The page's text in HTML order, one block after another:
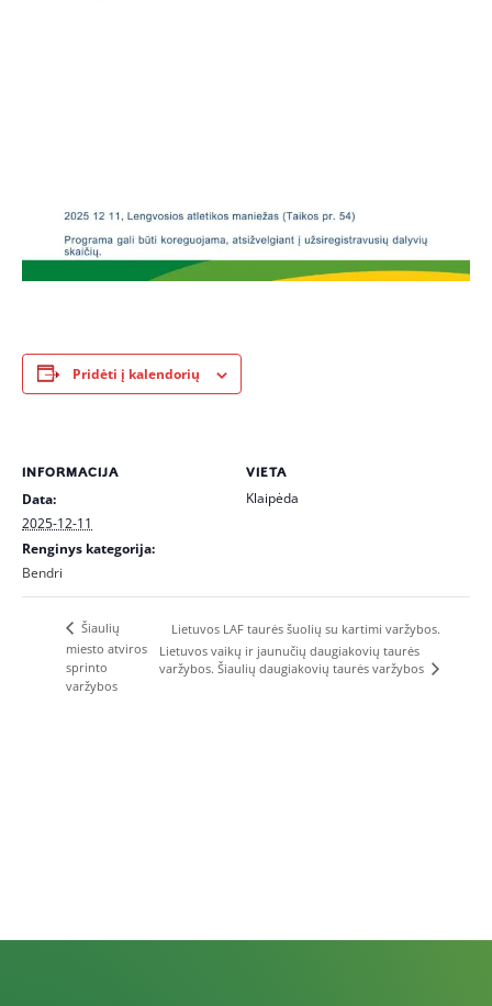
Pridėti į kalendorių
INFORMACIJA
Data:
2025-12-11
Renginys kategorija:
Bendri
VIETA
Klaipėda
Šiaulių
miesto atviros
sprinto
varžybos
Lietuvos LAF taurės šuolių su kartimi varžybos.
Lietuvos vaikų ir jaunučių daugiakovių taurės
varžybos. Šiaulių daugiakovių taurės varžybos